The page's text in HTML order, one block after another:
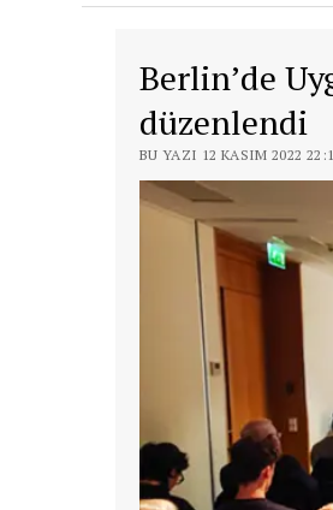
Berlin’de
düzenlendi
BU YAZI 12 KASIM 2022